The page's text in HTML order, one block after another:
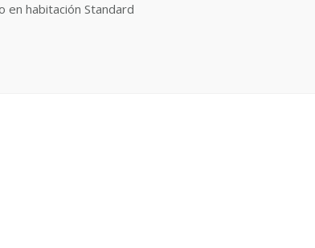
en habitación Standard